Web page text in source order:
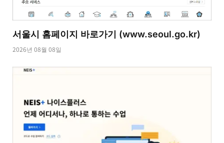
서울시 홈페이지 바로가기 (www.seoul.go.kr)
2026년 08월 08일